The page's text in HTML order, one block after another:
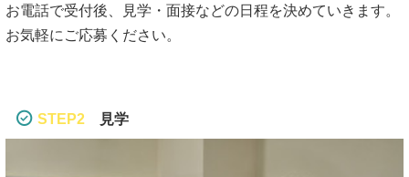
お電話で受付後、見学・面接などの日程を決めていきます。
お気軽にご応募ください。
STEP2 見学